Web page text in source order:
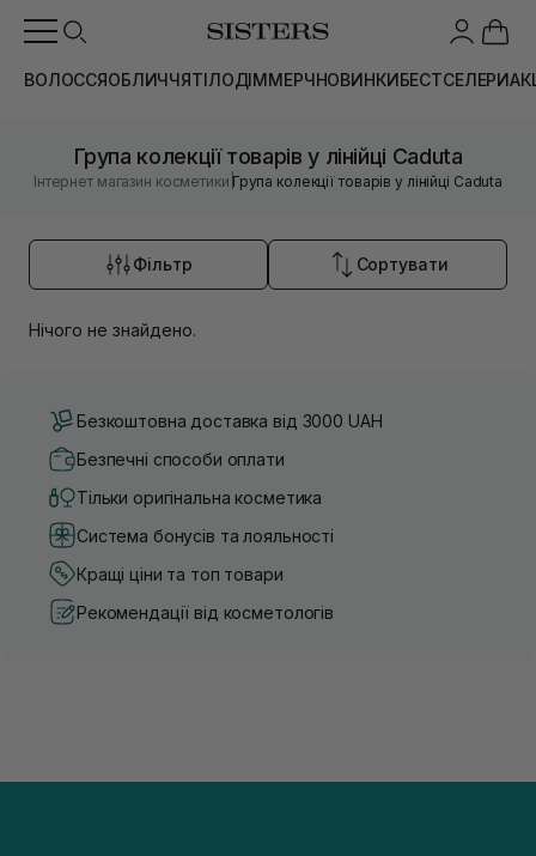
ВОЛОССЯОБЛИЧЧЯТІЛОДІММЕРЧНОВИНКИБЕСТСЕЛЕРИ
Група колекції товарів у лінійці Caduta
Інтернет магазин косметики |Група колекції товарів у лінійці Caduta
Фільтр Сортувати
Нічого не знайдено.
Безкоштовна доставка від 3000 UAH
Безпечні способи оплати
Тільки оригінальна косметика
Система бонусів та лояльності
Кращі ціни та топ товари
Рекомендації від косметологів